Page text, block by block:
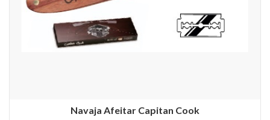
Navaja Afeitar Capitan Cook